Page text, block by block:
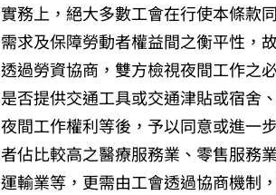
實務上，絕大多數工會在行使本條款
需求及保障勞動者權益間之衡平性，
透過勞資協商，雙方檢視夜間工作之
是否提供交通工具或交通津貼或宿舍
夜間工作權利等後，予以同意或進一
者佔比較高之醫療服務業、零售服務
運輸業等，更需由工會透過協商機制